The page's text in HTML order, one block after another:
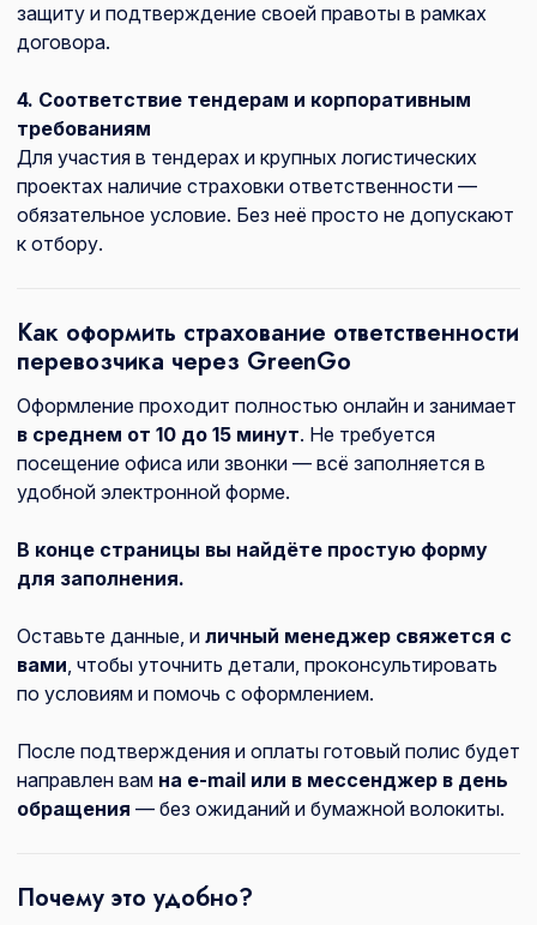
защиту и подтверждение своей правоты в рамках
договора.
4. Соответствие тендерам и корпоративным
требованиям
Для участия в тендерах и крупных логистических
проектах наличие страховки ответственности —
обязательное условие. Без неё просто не допускают
к отбору.
Как оформить страхование ответственности
перевозчика через GreenGo
Оформление проходит полностью онлайн и занимает
в среднем от 10 до 15 минут. Не требуется
посещение офиса или звонки — всё заполняется в
удобной электронной форме.
В конце страницы вы найдёте простую форму
для заполнения.
Оставьте данные, и личный менеджер свяжется с
вами, чтобы уточнить детали, проконсультировать
по условиям и помочь с оформлением.
После подтверждения и оплаты готовый полис будет
направлен вам на e-mail или в мессенджер в день
обращения — без ожиданий и бумажной волокиты.
Почему это удобно?